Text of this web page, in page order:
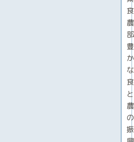
食
農
部
豊
か
な
食
と
農
の
振